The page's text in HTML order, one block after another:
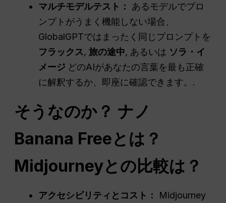
マルチモデルテスト：
あるモデルでプロ
ンプトがうまく機能しない場合、
GlobalGPTではまったく同じプロンプトを
フラックス,旅の途中, あるいは ソラ・イ
メージ どのAIがあなたの言葉を最も正確
に解釈するか、即座に確認できます。.
そうなのか？ ナノ
Banana Freeとは？
Midjourneyとの比較は？
アクセシビリティとコスト：
Midjourney